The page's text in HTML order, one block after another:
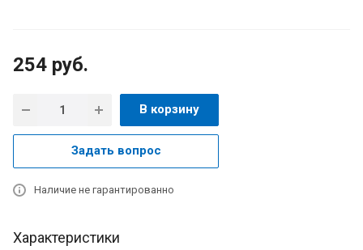
254 руб.
В корзину
Задать вопрос
Наличие не гарантированно
Характеристики